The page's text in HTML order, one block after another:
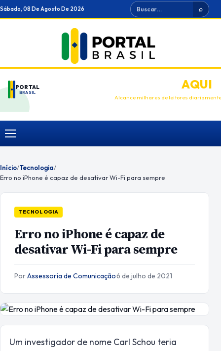
Ir
para
Sábado, 08 De Agosto De 2026 Buscar ⌕
PORTAL
BRASIL
ANUNCIEAQUI
Alcance milhares de leitores diariamente
Menu
Início/Tecnologia/
Erro no iPhone é capaz de desativar Wi-Fi para sempre
TECNOLOGIA
Erro no iPhone é capaz de
desativar Wi-Fi para sempre
PorAssessoria de Comunicação·6 de julho de 2021
Um investigador de nome Carl Schou teria